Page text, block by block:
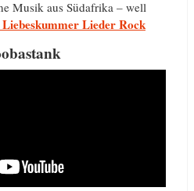
Musik aus Südafrika – well
Liebeskummer Lieder Rock